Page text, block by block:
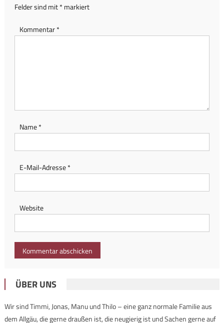
Felder sind mit*markiert
Kommentar*
Name*
E-Mail-Adresse*
Website
ÜBER UNS
Wir sind Timmi, Jonas, Manu und Thilo – eine ganz normale Familie aus
dem Allgäu, die gerne draußen ist, die neugierig ist und Sachen gerne auf